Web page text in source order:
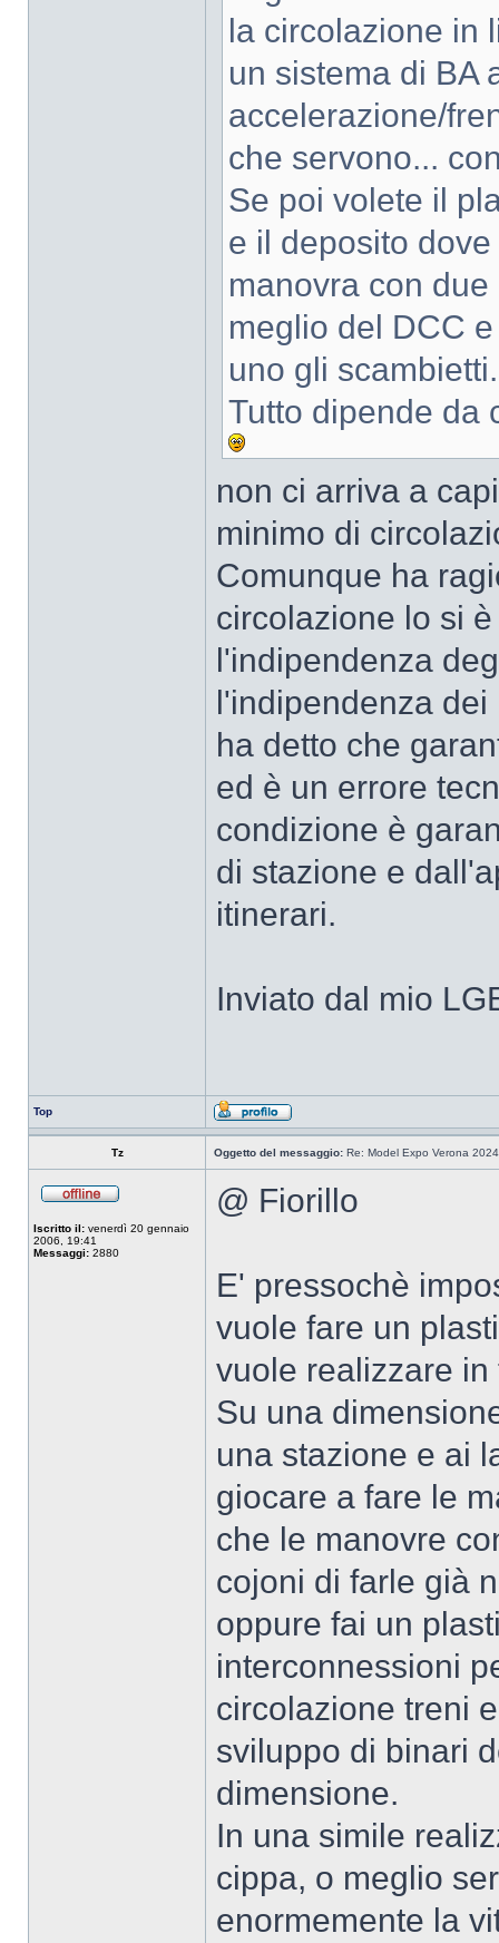
la circolazione in
un sistema di BA
accelerazione/
che servono...
Se poi volete il
e il deposito
manovra con
meglio del DCC
uno gli
Tutto dipende da
non ci arriva a
minimo di
Comunque ha
circolazione lo si
l'indipendenza
l'indipendenza
ha detto che
ed è un errore
condizione è
di stazione e
itinerari.
Inviato dal mio
Top
Tz Oggetto del messaggio: Re: Model Expo Verona 2024
Iscritto il: venerdì 20 gennaio
2006, 19:41
Messaggi: 2880
@ Fiorillo
E' pressochè
vuole fare un
vuole realizzare
Su una
una stazione e ai
giocare a fare le
che le manovre
cojoni di farle già
oppure fai un
interconnessioni
circolazione treni
sviluppo di binari
dimensione.
In una simile
cippa, o meglio
enormemente la